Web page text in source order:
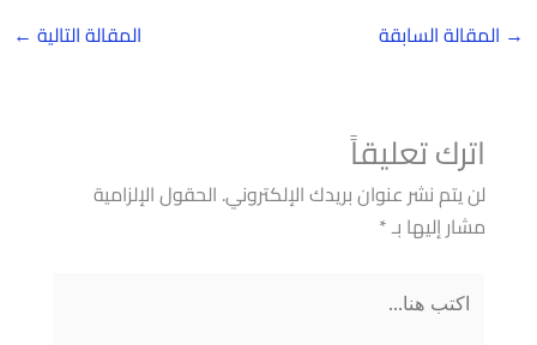
→ المقالة السابقة المقالة التالية ←
اترك تعليقاً
لن يتم نشر عنوان بريدك الإلكتروني. الحقول الإلزامية
مشار إليها بـ*
اكتب
هنا...